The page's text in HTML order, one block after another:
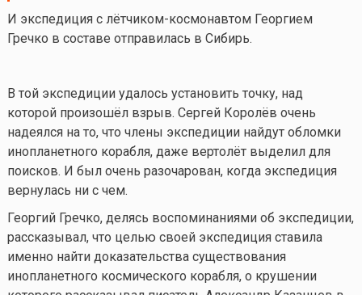
И экспедиция с лётчиком-космонавтом Георгием
Гречко в составе отправилась в Сибирь.
В той экспедиции удалось установить точку, над
которой произошёл взрыв. Сергей Королёв очень
надеялся на то, что члены экспедиции найдут обломки
инопланетного корабля, даже вертолёт выделил для
поисков. И был очень разочарован, когда экспедиция
вернулась ни с чем.
Георгий Гречко, делясь воспоминаниями об экспедиции,
рассказывал, что целью своей экспедиция ставила
именно найти доказательства существования
инопланетного космического корабля, о крушении